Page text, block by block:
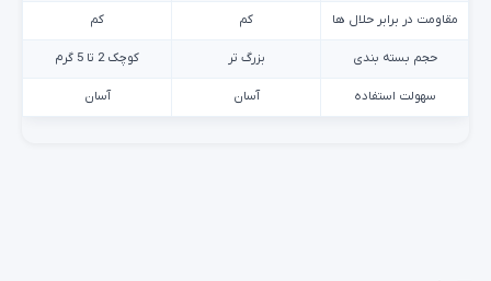
مقاومت در برابر حلال ها کم کم
حجم بسته بندی بزرگ تر کوچک 2 تا 5 گرم
سهولت استفاده آسان آسان